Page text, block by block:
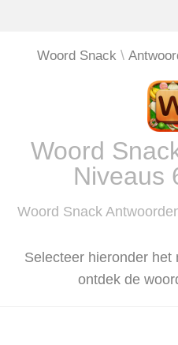
Woord Snack
Woord
Niveaus
Woord Snack
Selecteer hieronder het
ontdek de